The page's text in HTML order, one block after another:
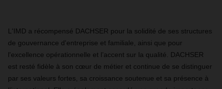
L'IMD a récompensé DACHSER pour la solidité de ses structures
de gouvernance d'entreprise et familiale, ainsi que pour
l'excellence opérationnelle et l’accent sur la qualité. DACHSER
est resté fidèle à son cœur de métier et continue de se distinguer
par ses valeurs fortes, sa croissance soutenue et sa présence à